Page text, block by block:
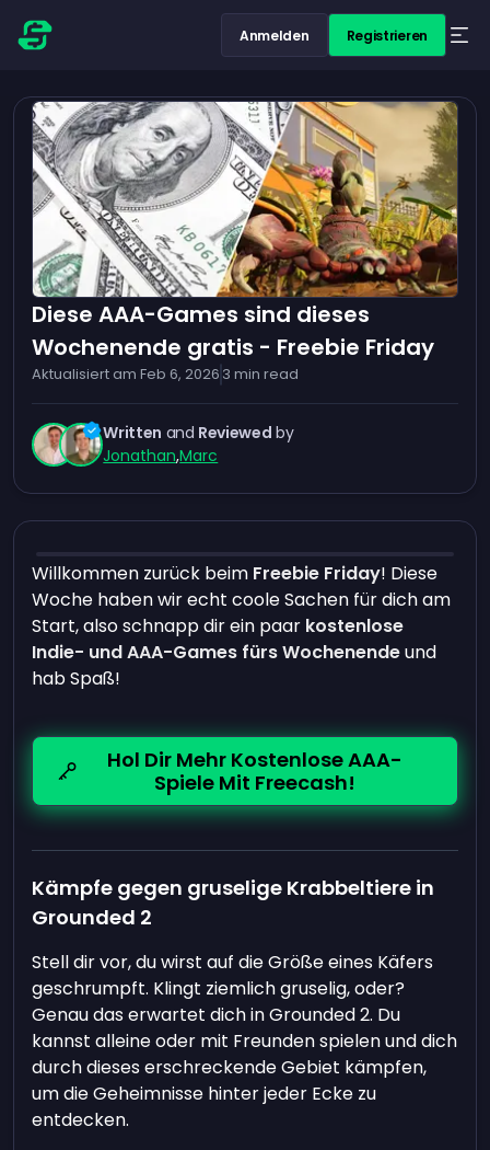
Anmelden Registrieren
Diese AAA-Games sind dieses
Wochenende gratis - Freebie Friday
Aktualisiert am Feb 6, 2026 3 min read
Written and Reviewed by
Jonathan,Marc
Willkommen zurück beim Freebie Friday! Diese
Woche haben wir echt coole Sachen für dich am
Start, also schnapp dir ein paar kostenlose
Indie- und AAA-Games fürs Wochenendeund
hab Spaß!
Hol Dir Mehr Kostenlose AAA-
Spiele Mit Freecash!
Kämpfe gegen gruselige Krabbeltiere in
Grounded 2
Stell dir vor, du wirst auf die Größe eines Käfers
geschrumpft. Klingt ziemlich gruselig, oder?
Genau das erwartet dich in Grounded 2. Du
kannst alleine oder mit Freunden spielen und dich
durch dieses erschreckende Gebiet kämpfen,
um die Geheimnisse hinter jeder Ecke zu
entdecken.